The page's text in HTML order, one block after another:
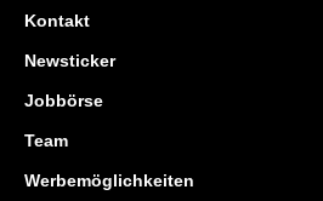
Kontakt
Newsticker
Jobbörse
Team
Werbemöglichkeiten